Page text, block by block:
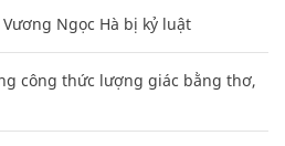
Ngọc Hà bị kỷ luật
công thức lượng giác bằng thơ,